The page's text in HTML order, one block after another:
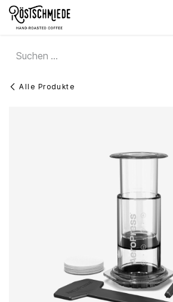
Zum Inhalt springen
Alle Produkte